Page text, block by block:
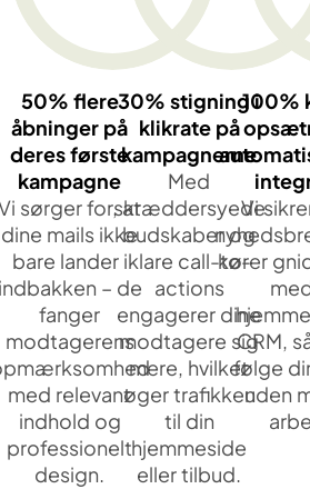
50% flere
åbninger på
deres første
kampagne
sørger for, at
dine mails ikke
bare lander i
– de
fanger
modtagerens
med relevant
indhold og
professionelt
design.
30% stigning i
klikrate på
kampagnerne
Med
skræddersyede
budskaber og
klare call-to-
actions
engagerer dine
modtagere sig
mere, hvilket
øger trafikken
til din
hjemmeside
eller tilbud.
100%
Vi
kører
CRM,
følge
uden